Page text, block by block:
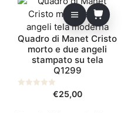
Quadro di Manet Cristo
morto e due angeli
stampato su tela
Q1299
€25,00